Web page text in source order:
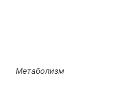
Метаболизм